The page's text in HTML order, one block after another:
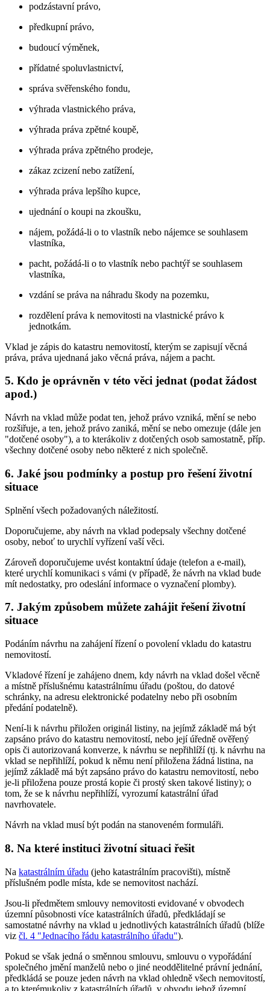
podzástavní právo,
předkupní právo,
budoucí výměnek,
přídatné spoluvlastnictví,
správa svěřenského fondu,
výhrada vlastnického práva,
výhrada práva zpětné koupě,
výhrada práva zpětného prodeje,
zákaz zcizení nebo zatížení,
výhrada práva lepšího kupce,
ujednání o koupi na zkoušku,
nájem, požádá-li o to vlastník nebo nájemce se souhlasem
vlastníka,
pacht, požádá-li o to vlastník nebo pachtýř se souhlasem
vlastníka,
vzdání se práva na náhradu škody na pozemku,
rozdělení práva k nemovitosti na vlastnické právo k
jednotkám.
Vklad je zápis do katastru nemovitostí, kterým se zapisují věcná
práva, práva ujednaná jako věcná práva, nájem a pacht.
5. Kdo je oprávněn v této věci jednat (podat žádost
apod.)
Návrh na vklad může podat ten, jehož právo vzniká, mění se nebo
rozšiřuje, a ten, jehož právo zaniká, mění se nebo omezuje (dále jen
"dotčené osoby"), a to kterákoliv z dotčených osob samostatně, příp.
všechny dotčené osoby nebo některé z nich společně.
6. Jaké jsou podmínky a postup pro řešení životní
situace
Splnění všech požadovaných náležitostí.
Doporučujeme, aby návrh na vklad podepsaly všechny dotčené
osoby, neboť to urychlí vyřízení vaší věci.
Zároveň doporučujeme uvést kontaktní údaje (telefon a e-mail),
které urychlí komunikaci s vámi (v případě, že návrh na vklad bude
mít nedostatky, pro odeslání informace o vyznačení plomby).
7. Jakým způsobem můžete zahájit řešení životní
situace
Podáním návrhu na zahájení řízení o povolení vkladu do katastru
nemovitostí.
Vkladové řízení je zahájeno dnem, kdy návrh na vklad došel věcně
a místně příslušnému katastrálnímu úřadu (poštou, do datové
schránky, na adresu elektronické podatelny nebo při osobním
předání podatelně).
Není-li k návrhu přiložen originál listiny, na jejímž základě má být
zapsáno právo do katastru nemovitostí, nebo její úředně ověřený
opis či autorizovaná konverze, k návrhu se nepřihlíží (tj. k návrhu na
vklad se nepřihlíží, pokud k němu není přiložena žádná listina, na
jejímž základě má být zapsáno právo do katastru nemovitostí, nebo
je-li přiložena pouze prostá kopie či prostý sken takové listiny); o
tom, že se k návrhu nepřihlíží, vyrozumí katastrální úřad
navrhovatele.
Návrh na vklad musí být podán na stanoveném formuláři.
8. Na které instituci životní situaci řešit
Na katastrálním úřadu (jeho katastrálním pracovišti), místně
příslušném podle místa, kde se nemovitost nachází.
Jsou-li předmětem smlouvy nemovitosti evidované v obvodech
územní působnosti více katastrálních úřadů, předkládají se
samostatné návrhy na vklad u jednotlivých katastrálních úřadů (blíže
viz čl. 4 "Jednacího řádu katastrálního úřadu").
Pokud se však jedná o směnnou smlouvu, smlouvu o vypořádání
společného jmění manželů nebo o jiné neoddělitelné právní jednání,
předkládá se pouze jeden návrh na vklad ohledně všech nemovitostí,
a to kterémukoliv z katastrálních úřadů, v obvodu jehož územní